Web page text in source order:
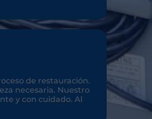
de restauración.
necesaria. Nuestro
y con cuidado. Al